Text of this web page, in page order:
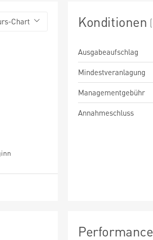
Chart Konditionen
Ausgabeaufschlag
Mindestveranlagung
Managementgebühr
Annahmeschluss
Performance